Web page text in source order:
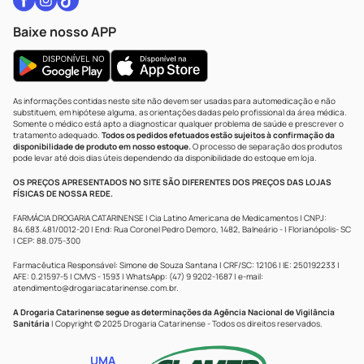
Baixe nosso APP
As informações contidas neste site não devem ser usadas para automedicação e não
substituem, em hipótese alguma, as orientações dadas pelo profissional da área médica.
Somente o médico está apto a diagnosticar qualquer problema de saúde e prescrever o
tratamento adequado. Todos os pedidos efetuados estão sujeitos à confirmação da
disponibilidade de produto em nosso estoque.O processo de separação dos produtos
pode levar até dois dias úteis dependendo da disponibilidade do estoque em loja.
OS PREÇOS APRESENTADOS NO SITE SÃO DIFERENTES DOS PREÇOS DAS LOJAS
FÍSICAS DE NOSSA REDE.
FARMÁCIA DROGARIA CATARINENSE | Cia Latino Americana de Medicamentos | CNPJ:
84.683.481/0012-20 | End: Rua Coronel Pedro Demoro, 1482, Balneário - | Florianópolis- SC
| CEP: 88.075-300
Farmacêutica Responsável: Simone de Souza Santana | CRF/SC: 12106 | IE: 250192233 |
AFE: 0.21597-5 | CMVS - 1593 | WhatsApp: (47) 9 9202-1687 | e-mail:
atendimento@drogariacatarinense.com.br.
A Drogaria Catarinense segue as determinações da Agência Nacional de Vigilância
Sanitária | Copyright © 2025 Drogaria Catarinense - Todos os direitos reservados.
UMA